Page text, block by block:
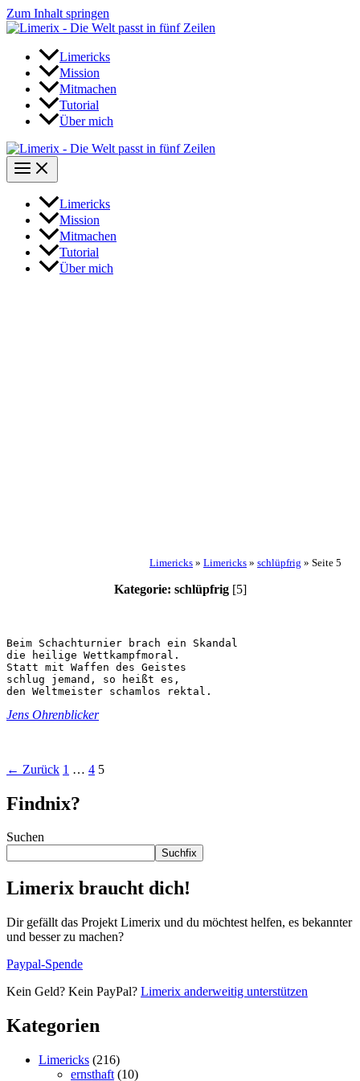
Zum Inhalt springen
Limericks
Mission
Mitmachen
Tutorial
Über mich
Limericks
Mission
Mitmachen
Tutorial
Über mich
Limericks » Limericks » schlüpfrig » Seite 5
Kategorie: schlüpfrig[5]
Beim Schachturnier brach ein Skandal
die heilige Wettkampfmoral.
Statt mit Waffen des Geistes
schlug jemand, so heißt es,
Jens Ohrenblicker
← Zurück 1 … 4 5
Findnix?
Suchen
Suchfix
Limerix braucht dich!
Dir gefällt das Projekt Limerix und du möchtest helfen, es bekannter
und besser zu machen?
Paypal-Spende
Kein Geld? Kein PayPal? Limerix anderweitig unterstützen
Kategorien
Limericks (216)
ernsthaft (10)